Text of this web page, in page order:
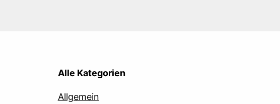
Alle Kategorien
Allgemein